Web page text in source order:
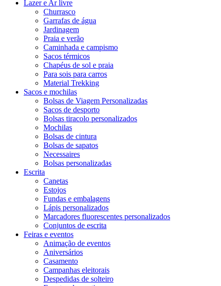
Lazer e Ar livre
Churrasco
Garrafas de água
Jardinagem
Praia e verão
Caminhada e campismo
Sacos térmicos
Chapéus de sol e praia
Para sois para carros
Material Trekking
Sacos e mochilas
Bolsas de Viagem Personalizadas
Sacos de desporto
Bolsas tiracolo personalizados
Mochilas
Bolsas de cintura
Bolsas de sapatos
Necessaires
Bolsas personalizadas
Escrita
Canetas
Estojos
Fundas e embalagens
Lápis personalizados
Marcadores fluorescentes personalizados
Conjuntos de escrita
Feiras e eventos
Animação de eventos
Aniversários
Casamento
Campanhas eleitorais
Despedidas de solteiro